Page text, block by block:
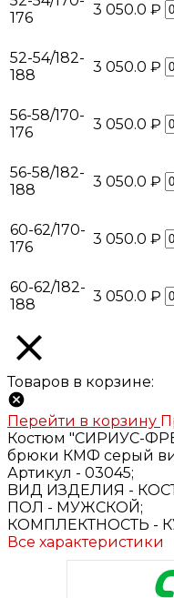
176
3 050.0 ₽
52-54/182-
188
3 050.0 ₽
56-58/170-
176
3 050.0 ₽
56-58/182-
188
3 050.0 ₽
60-62/170-
176
3 050.0 ₽
60-62/182-
188
3 050.0 ₽
Товаров в корзине:
Перейти в корзину
Костюм "СИРИУС-
брюки КМФ серый
Артикул - 03045;
BИД ИЗДЕЛИЯ -
ПОЛ - МУЖСКОЙ;
КОМПЛЕКТНОСТЬ -
Все характеристики